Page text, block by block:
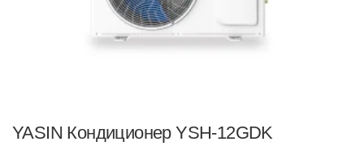
YASIN Кондиционер YSH-12GDK